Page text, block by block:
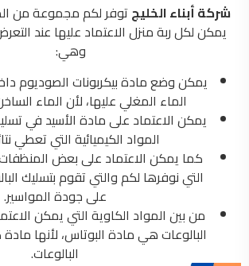
شركةأبناء الخليج توفر لكم مجموعة من
يمكن لكل ربة منزل الاعتماد عليها عند
وهي:
يمكن وضع مادة بيكربونات الصوديوم
الماء المغلي عليها، لأن الماء
يمكن الاعتماد على مادة الأسيد في
المواد الكيميائية التي تعطي
كما يمكن الاعتماد على بعض المنظفات
التي نوفرها لكم والتي تقوم بتسليك
على جودة المواسير.
من بين المواد الكاوية التي يمكن
البالوعات هي مادة البوتاس، لأنها
البالوعات.